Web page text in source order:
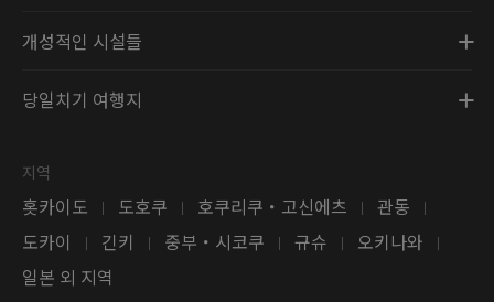
개성적인 시설들
당일치기 여행지
지역
홋카이도 | 도호쿠 | 호쿠리쿠・고신에츠 | 관동 |
도카이 | 긴키 | 중부・시코쿠 | 규슈 | 오키나와 |
일본 외 지역